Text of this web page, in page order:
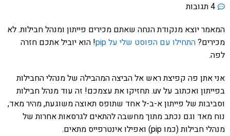
4 תגובות
המאמר יוצא מנקודת הנחה שאתם מכירים פייתון ומנהל חבילות. לא
מכירים?התחילו עם הפוסט שלי על pip
! הוא יוביל אתכם חזרה
לפה.
אני אתן פה קפיצת ראש אל הביצה המהבילה של מנהלי החבילות
בפייתון ואכתוב על uv. תחזיקו את עצמכם! זה עוד מנהל חבילות
וסביבות של פייתון א-ב-ל אחד שתופס תאוצה משוגעת, מהיר מאד,
נוח מאד וגם נכתב מתוך מחשבה להתאים לגרסאות אחרות של
מנהלי חבילות (כמו pip) ואפילו אינטרפייס מתאים.